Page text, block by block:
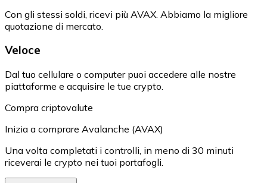
Con gli stessi soldi, ricevi più AVAX. Abbiamo la migliore
quotazione di mercato.
Veloce
Dal tuo cellulare o computer puoi accedere alle nostre
piattaforme e acquisire le tue crypto.
Compra criptovalute
Inizia a comprare Avalanche (AVAX)
Una volta completati i controlli, in meno di 30 minuti
riceverai le crypto nei tuoi portafogli.